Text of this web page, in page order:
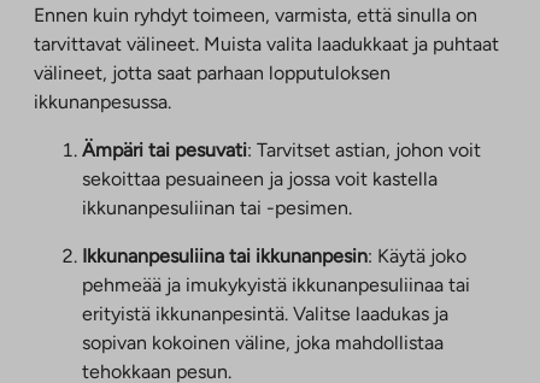
Ennen kuin ryhdyt toimeen, varmista, että sinulla on
tarvittavat välineet. Muista valita laadukkaat ja puhtaat
välineet, jotta saat parhaan lopputuloksen
ikkunanpesussa.
Ämpäri tai pesuvati: Tarvitset astian, johon voit
sekoittaa pesuaineen ja jossa voit kastella
ikkunanpesuliinan tai -pesimen.
Ikkunanpesuliina tai ikkunanpesin: Käytä joko
pehmeää ja imukykyistä ikkunanpesuliinaa tai
erityistä ikkunanpesintä. Valitse laadukas ja
sopivan kokoinen väline, joka mahdollistaa
tehokkaan pesun.